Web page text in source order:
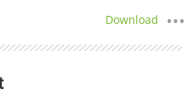
Download